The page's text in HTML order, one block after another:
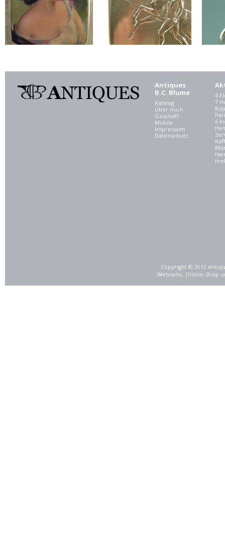
Antiques
B.C. Blume
Katalog
Über mich
Geschäft
Mobile
Impressum
Datenschutz
4
7
6
Copyright © 2013
Webseite, Online-Shop